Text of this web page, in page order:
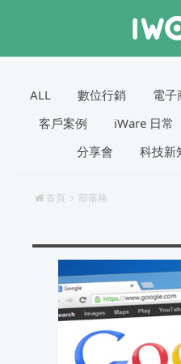
ALL 數位行銷 電子
客戶案例
iWare 日常
分享會
科技新
首頁 部落格